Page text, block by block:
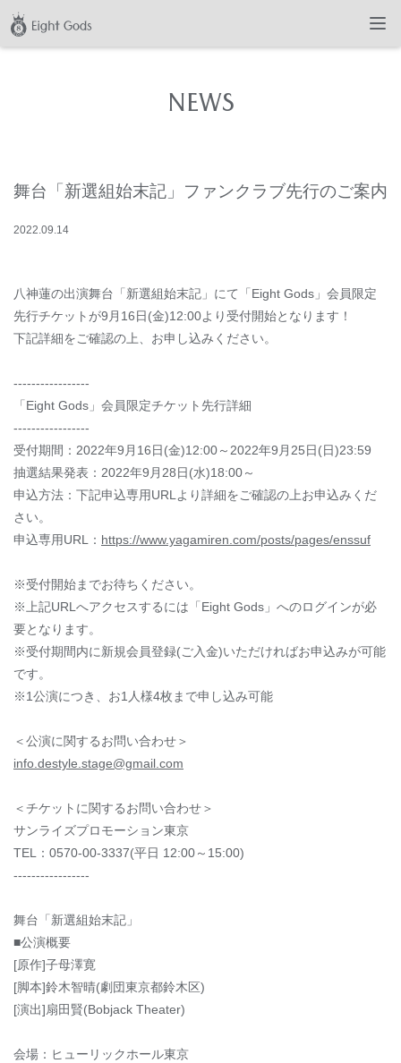
NEWS
舞台「新選組始末記」ファンクラブ先行のご案内
2022.09.14
八神蓮の出演舞台「新選組始末記」にて「Eight Gods」会員限定
先行チケットが9月16日(金)12:00より受付開始となります！
下記詳細をご確認の上、お申し込みください。
-----------------
「Eight Gods」会員限定チケット先行詳細
-----------------
受付期間：2022年9月16日(金)12:00～2022年9月25日(日)23:59
抽選結果発表：2022年9月28日(水)18:00～
申込方法：下記申込専用URLより詳細をご確認の上お申込みくだ
さい。
申込専用URL： https://www.yagamiren.com/posts/pages/enssuf
※受付開始までお待ちください。
※上記URLへアクセスするには「Eight Gods」へのログインが必
要となります。
※受付期間内に新規会員登録(ご入金)いただければお申込みが可能
です。
※1公演につき、お1人様4枚まで申し込み可能
＜公演に関するお問い合わせ＞
info.destyle.stage@gmail.com
＜チケットに関するお問い合わせ＞
サンライズプロモーション東京
TEL：0570-00-3337(平日 12:00～15:00)
-----------------
舞台「新選組始末記」
■公演概要
[原作]子母澤寛
[脚本]鈴木智晴(劇団東京都鈴木区)
[演出]扇田賢(Bobjack Theater)
会場：ヒューリックホール東京